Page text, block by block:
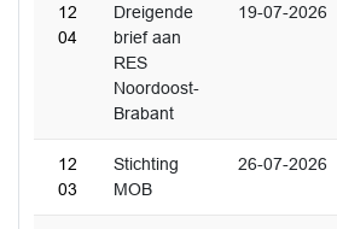
12
04
Dreigende
brief aan
RES
Noordoost-
Brabant
19-07-2026
12
03
Stichting
MOB
26-07-2026